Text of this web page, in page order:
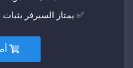
✅ يمتاز السيرفر